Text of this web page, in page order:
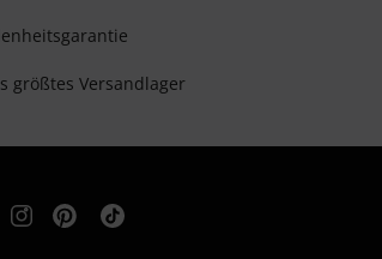
größtes Versandlager